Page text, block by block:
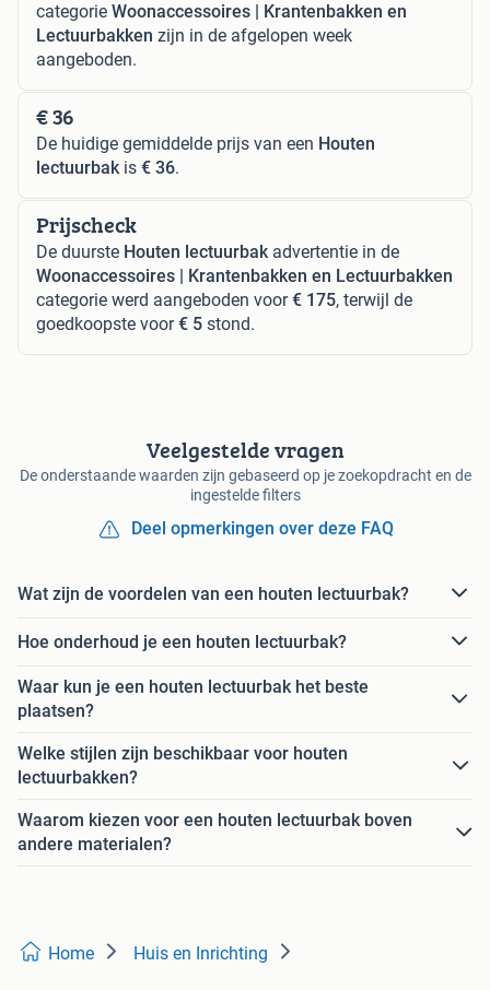
categorie Woonaccessoires | Krantenbakken en
Lectuurbakken zijn in de afgelopen week
aangeboden.
€ 36
De huidige gemiddelde prijs van een Houten
lectuurbakis € 36.
Prijscheck
De duurste Houten lectuurbakadvertentie in de
Woonaccessoires | Krantenbakken en Lectuurbakken
categorie werd aangeboden voor€ 175, terwijl de
goedkoopste voor€ 5 stond.
Veelgestelde vragen
De onderstaande waarden zijn gebaseerd op je zoekopdracht en de
ingestelde filters
Deel opmerkingen over deze FAQ
Wat zijn de voordelen van een houten lectuurbak?
Hoe onderhoud je een houten lectuurbak?
Waar kun je een houten lectuurbak het beste
plaatsen?
Welke stijlen zijn beschikbaar voor houten
lectuurbakken?
Waarom kiezen voor een houten lectuurbak boven
andere materialen?
Home Huis en Inrichting